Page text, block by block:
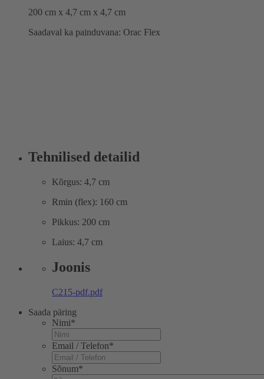
200 cm x 4,7 cm x 4,7 cm
Saadaval ka painduvana: Orac Flex
Tehnilised detailid
Kõrgus: 4,7 cm
Rmin (flex): 160 cm
Pikkus: 200 cm
Laius: 4,7 cm
Joonis
C215-pdf.pdf
Saada päring
Nimi*
Email / Telefon*
Sõnum*